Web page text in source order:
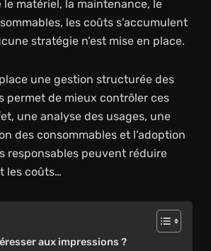
matériel, la maintenance, le
les coûts s’accumulent
stratégie n’est mise en place.
une gestion structurée des
permet de mieux contrôler ces
une analyse des usages, une
des consommables et l’adoption
responsables peuvent réduire
les coûts…
aux impressions ?